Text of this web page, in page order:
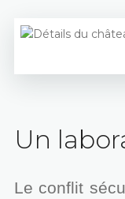
Un
Le conflit